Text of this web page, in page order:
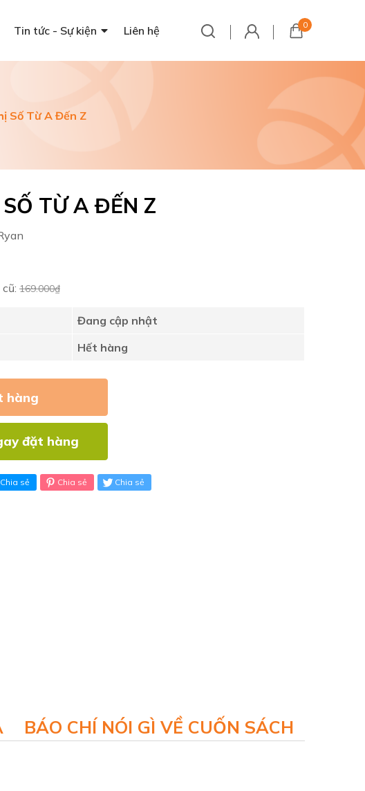
Tin tức - Sự kiện Liên hệ 0
Số Từ A Đến Z
TỪ A ĐẾN Z
169.000₫
Đang cập nhật
Hết hàng
hàng
đặt hàng
Chia sẻ Chia sẻ Chia sẻ
BÁO CHÍ NÓI GÌ VỀ CUỐN SÁCH